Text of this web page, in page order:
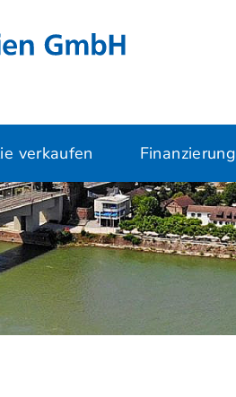
verkaufen Finanzierung